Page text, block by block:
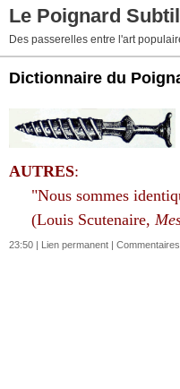
Le Poignard Subtil
Des passerelles entre l'art
Dictionnaire du
AUTRES:
"Nous sommes
(Louis Scutenaire,
23:50 | Lien permanent